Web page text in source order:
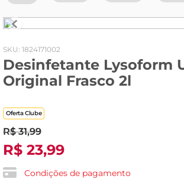
: 1824171002
Desinfetante Lysoform
Original Frasco 2l
Oferta Clube
R$ 31,99
R$ 23,99
Condições de pagamento
geladeira
fogao
café
cerveja
frango
leite
vinho
leite pó